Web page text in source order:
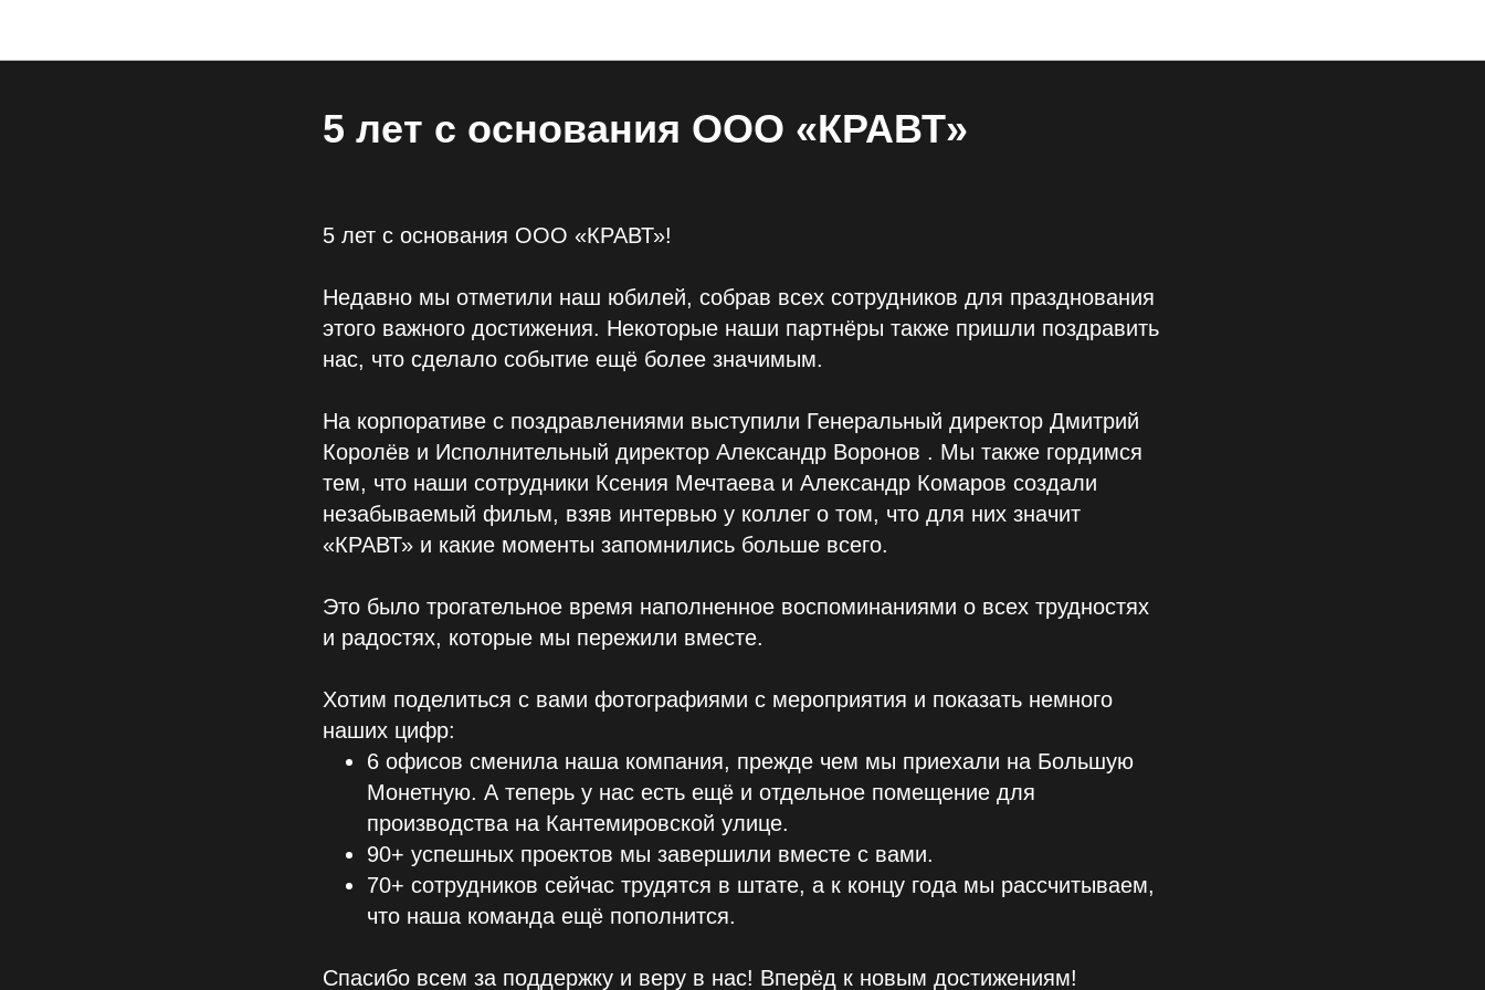
5 лет с основания ООО «КРАВТ»
5 лет с основания ООО «КРАВТ»!
Недавно мы отметили наш юбилей, собрав всех сотрудников для празднования
этого важного достижения. Некоторые наши партнёры также пришли поздравить
нас, что сделало событие ещё более значимым.
На корпоративе с поздравлениями выступили Генеральный директор Дмитрий
Королёв и Исполнительный директор Александр Воронов . Мы также гордимся
тем, что наши сотрудники Ксения Мечтаева и Александр Комаров создали
незабываемый фильм, взяв интервью у коллег о том, что для них значит
«КРАВТ» и какие моменты запомнились больше всего.
Это было трогательное время наполненное воспоминаниями о всех трудностях
и радостях, которые мы пережили вместе.
Хотим поделиться с вами фотографиями с мероприятия и показать немного
наших цифр:
6 офисов сменила наша компания, прежде чем мы приехали на Большую
Монетную. А теперь у нас есть ещё и отдельное помещение для
производства на Кантемировской улице.
90+ успешных проектов мы завершили вместе с вами.
70+ сотрудников сейчас трудятся в штате, а к концу года мы рассчитываем,
что наша команда ещё пополнится.
Спасибо всем за поддержку и веру в нас! Вперёд к новым достижениям!